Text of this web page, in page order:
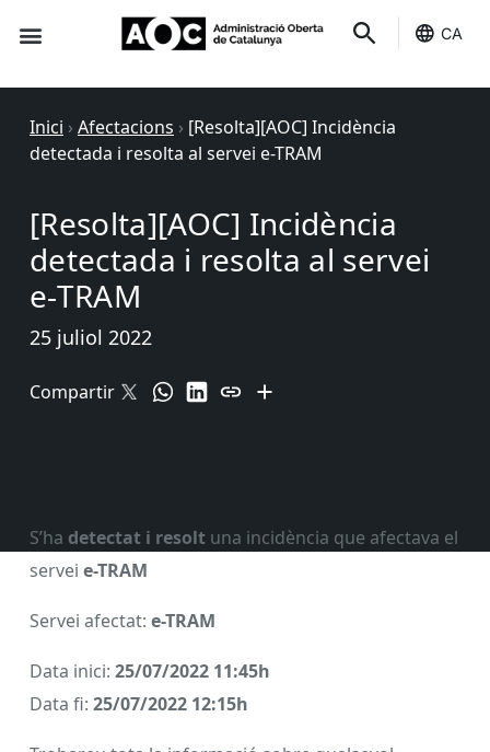
CA
Inici › Afectacions › [Resolta][AOC] Incidència
detectada i resolta al servei e-TRAM
[Resolta][AOC] Incidència
detectada i resolta al servei
e-TRAM
25 juliol 2022
Compartir
S’ha detectat i resolt una incidència que afectava el
servei e-TRAM
Servei afectat: e-TRAM
Data inici: 25/07/2022 11:45h
Data fi: 25/07/2022 12:15h